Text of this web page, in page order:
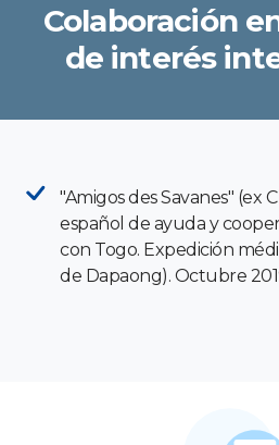
Colaboración
de interés
"Amigos des Savanes" (ex
español de ayuda y
con Togo. Expedición
de Dapaong). Octubre